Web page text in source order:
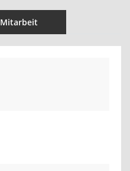
Mitarbeit